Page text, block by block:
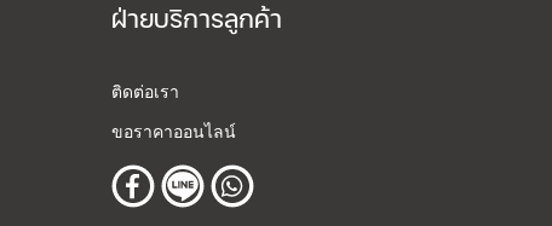
ฝ่ายบริการลูกค้า
ติดต่อเรา
ขอราคาออนไลน์